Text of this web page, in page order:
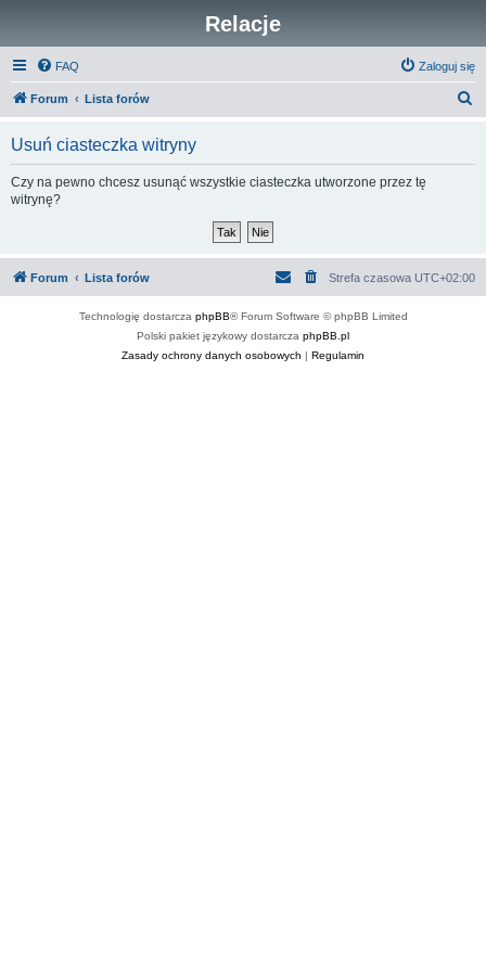
Relacje
FAQ Zaloguj się
Forum Lista forów
Usuń ciasteczka witryny
Czy na pewno chcesz usunąć wszystkie ciasteczka utworzone przez tę
witrynę?
Forum Lista forów Strefa czasowa UTC+02:00
Technologię dostarcza phpBB® Forum Software © phpBB Limited
Polski pakiet językowy dostarcza phpBB.pl
Zasady ochrony danych osobowych | Regulamin